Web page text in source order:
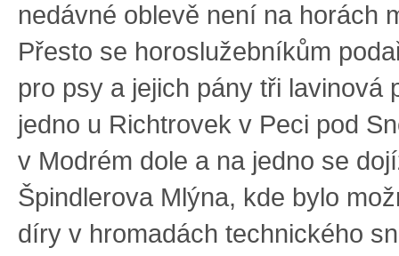
nedávné oblevě není na horách
Přesto se horoslužebníkům
pro psy a jejich pány tři lavinová
jedno u Richtrovek v Peci pod
v Modrém dole a na jedno se
Špindlerova Mlýna, kde bylo
díry v hromadách technického